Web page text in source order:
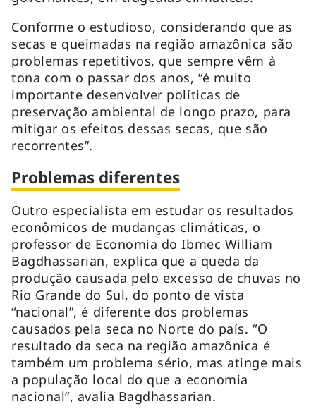
Conforme o estudioso, considerando que as
secas e queimadas na região amazônica são
problemas repetitivos, que sempre vêm à
tona com o passar dos anos, “é muito
importante desenvolver políticas de
preservação ambiental de longo prazo, para
mitigar os efeitos dessas secas, que são
recorrentes”.
Problemas diferentes
Outro especialista em estudar os resultados
econômicos de mudanças climáticas, o
professor de Economia do Ibmec William
Bagdhassarian, explica que a queda da
produção causada pelo excesso de chuvas no
Rio Grande do Sul, do ponto de vista
“nacional”, é diferente dos problemas
causados pela seca no Norte do país. “O
resultado da seca na região amazônica é
também um problema sério, mas atinge mais
a população local do que a economia
nacional”, avalia Bagdhassarian.